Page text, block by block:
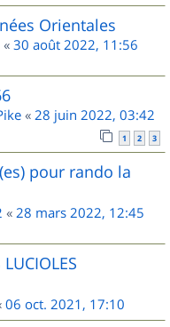
Orientales
« 30 août 2022, 11:56
« 28 juin 2022, 03:42
1 2 3
pour rando la
« 28 mars 2022, 12:45
06 oct. 2021, 17:10